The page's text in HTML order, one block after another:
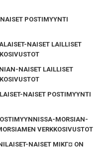
POSTIMYYNTI
NAISET LAILLISET
NAISET LAILLISET
NAISET POSTIMYYNTI
MORSIAN-
VERKKOSIVUSTOT
NAISET MIKГ¤ ON